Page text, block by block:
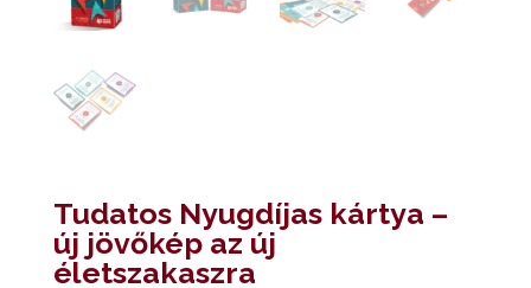
Tudatos Nyugdíjas kártya –
új jövőkép az új
életszakaszra